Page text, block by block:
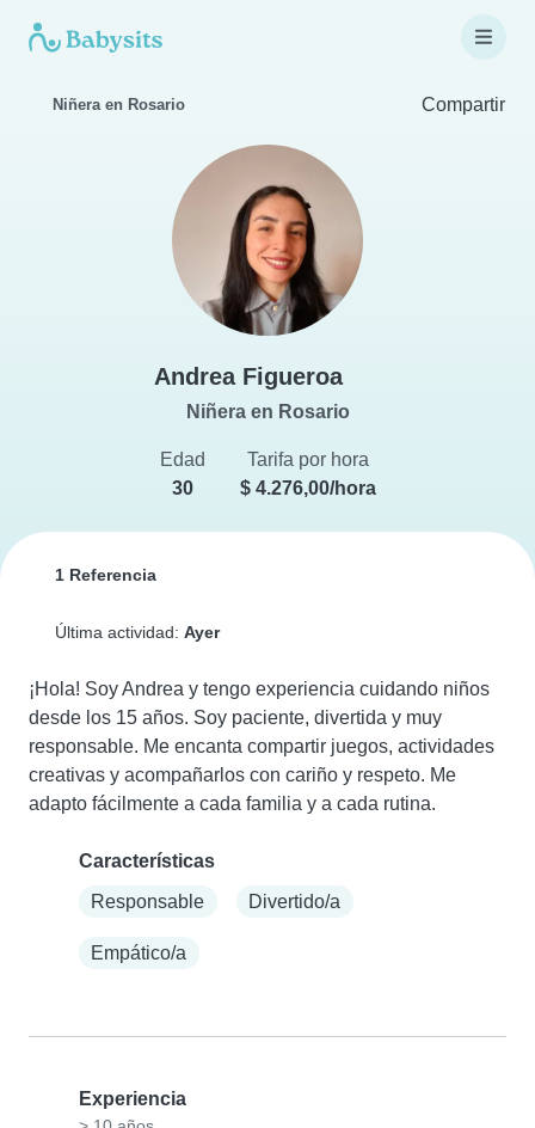
Niñera en Rosario Compartir
Andrea Figueroa
Niñera en Rosario
Edad
30
Tarifa por hora
$ 4.276,00/hora
1 Referencia
Última actividad: Ayer
¡Hola! Soy Andrea y tengo experiencia cuidando niños
desde los 15 años. Soy paciente, divertida y muy
responsable. Me encanta compartir juegos, actividades
creativas y acompañarlos con cariño y respeto. Me
adapto fácilmente a cada familia y a cada rutina.
Características
Responsable
Divertido/a
Empático/a
Experiencia